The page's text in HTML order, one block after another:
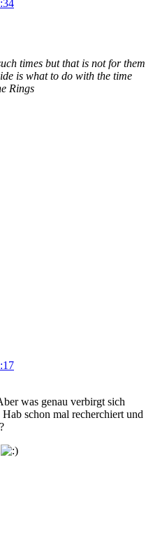
times but that is not for them
is what to do with the time
Rings
was genau verbirgt sich
schon mal recherchiert und